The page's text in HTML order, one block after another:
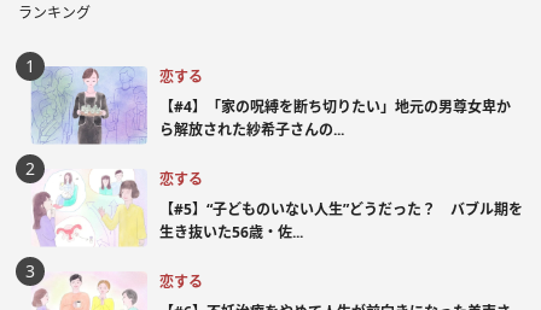
ランキング
恋する
【#4】「家の呪縛を断ち切りたい」地元の男尊女卑か
ら解放された紗希子さんの...
恋する
【#5】“子どものいない人生”どうだった？ バブル期を
生き抜いた56歳・佐...
恋する